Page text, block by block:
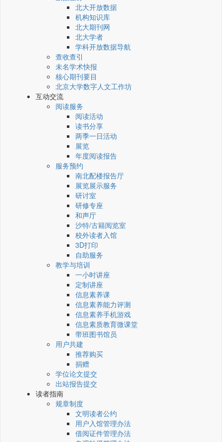
北大开放数据
机构知识库
北大期刊网
北大学者
学科开放数据导航
查收查引
未名学术快报
核心期刊要目
北京大学数字人文工作坊
互动交流
阅读服务
阅读活动
读书分享
两季一日活动
展览
年度阅读报告
服务预约
南北配楼报告厅
展览展示服务
研讨室
研修专座
和声厅
沙特/古籍阅览室
校外读者入馆
3D打印
自助服务
教学与培训
一小时讲座
定制讲座
信息素养课
信息素养能力评测
信息素养手机游戏
信息素质教育微课堂
带班图书馆员
用户共建
推荐购买
捐赠
学位论文提交
出站报告提交
读者指南
规章制度
文明读者公约
用户入馆管理办法
借阅证件管理办法